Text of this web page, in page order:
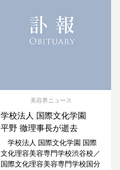
美容界ニュース
学校法人 国際文化学園
平野 徹理事長が逝去
学校法人 国際文化学園 国際
文化理容美容専門学校渋谷校／
国際文化理容美容専門学校国分